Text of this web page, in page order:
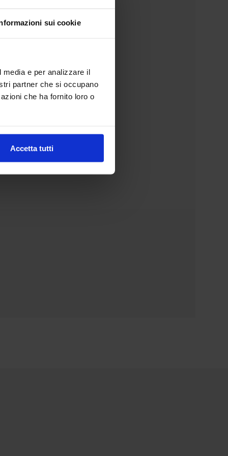
sui cookie
e per analizzare il
partner che si occupano
che ha fornito loro o
Accetta tutti